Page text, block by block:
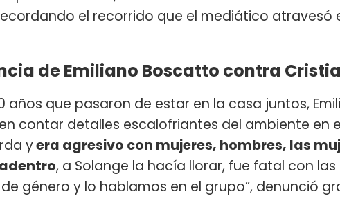
el recorrido que el mediático atravesó
de Emiliano Boscatto contra
años que pasaron de estar en la casa juntos,
contar detalles escalofriantes del ambiente en el
yera agresivo con mujeres, hombres, las
, a Solange la hacía llorar, fue fatal con las
género y lo hablamos en el grupo”, denunció